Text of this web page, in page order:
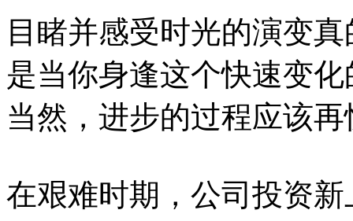
目睹并感受时光的演变
是当你身逢这个快速变
当然，进步的过程应该
在艰难时期，公司投资